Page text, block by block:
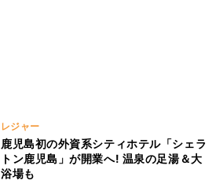
レジャー
鹿児島初の外資系シティホテル「シェラ
トン鹿児島」が開業へ! 温泉の足湯＆大
浴場も